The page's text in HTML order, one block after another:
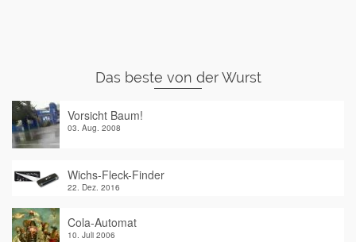
Das beste von der Wurst
Vorsicht Baum!
03. Aug. 2008
Wichs-Fleck-Finder
22. Dez. 2016
Cola-Automat
10. Juli 2006